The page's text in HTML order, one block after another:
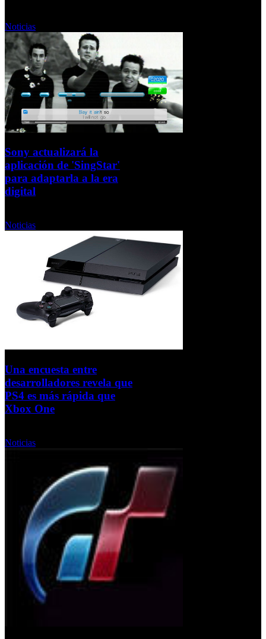
Noticias
Sony actualizará la
aplicación de 'SingStar'
para adaptarla a la era
digital
Noticias
Una encuesta entre
desarrolladores revela que
PS4 es más rápida que
Xbox One
Noticias